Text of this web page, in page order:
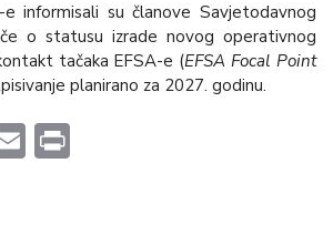
e informisali su članove Savjetodavnog
o statusu izrade novog operativnog
tačaka EFSA-e (EFSA Focal Point
planirano za 2027. godinu.
Email